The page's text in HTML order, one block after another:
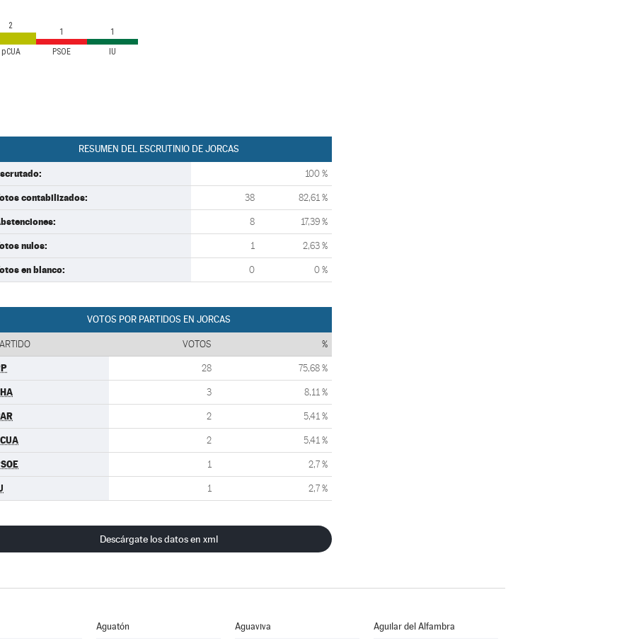
pCUA PSOE IU
2
1 1
RESUMEN DEL ESCRUTINIO DE JORCAS
100 %
contabilizados: 38 82,61 %
8 17,39 %
nulos: 1 2,63 %
en blanco: 0 0 %
VOTOS POR PARTIDOS EN JORCAS
VOTOS %
28 75,68 %
3 8,11 %
2 5,41 %
2 5,41 %
1 2,7 %
1 2,7 %
Descárgate los datos en xml
Aguatón Aguaviva Aguilar del Alfambra